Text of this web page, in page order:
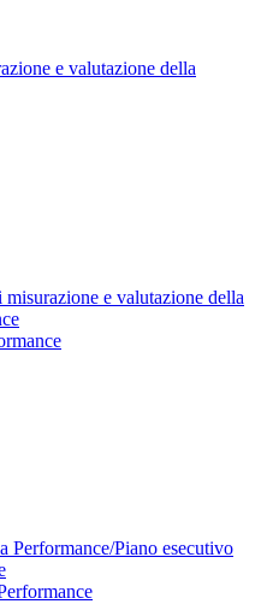
e valutazione della
misurazione e valutazione della
Performance/Piano esecutivo